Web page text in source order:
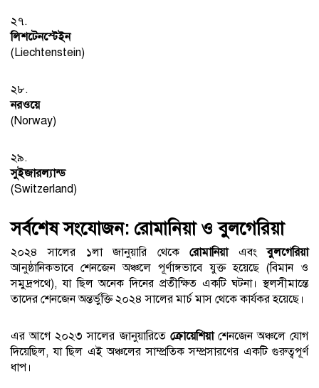
২৭.
লিশটেনস্টেইন
(Liechtenstein)
২৮.
নরওয়ে
(Norway)
২৯.
সুইজারল্যান্ড
(Switzerland)
সর্বশেষ সংযোজন: রোমানিয়া ও বুলগেরিয়া
২০২৪ সালের ১লা জানুয়ারি থেকেরোমানিয়া এবংবুলগেরিয়া
আনুষ্ঠানিকভাবে শেনজেন অঞ্চলে পূর্ণাঙ্গভাবে যুক্ত হয়েছে (বিমান ও
সমুদ্রপথে), যা ছিল অনেক দিনের প্রতীক্ষিত একটি ঘটনা। স্থলসীমান্তে
তাদের শেনজেন অন্তর্ভুক্তি ২০২৪ সালের মার্চ মাস থেকে কার্যকর হয়েছে।
এর আগে ২০২৩ সালের জানুয়ারিতে ক্রোয়েশিয়া শেনজেন অঞ্চলে যোগ
দিয়েছিল, যা ছিল এই অঞ্চলের সাম্প্রতিক সম্প্রসারণের একটি গুরুত্বপূর্ণ
ধাপ।